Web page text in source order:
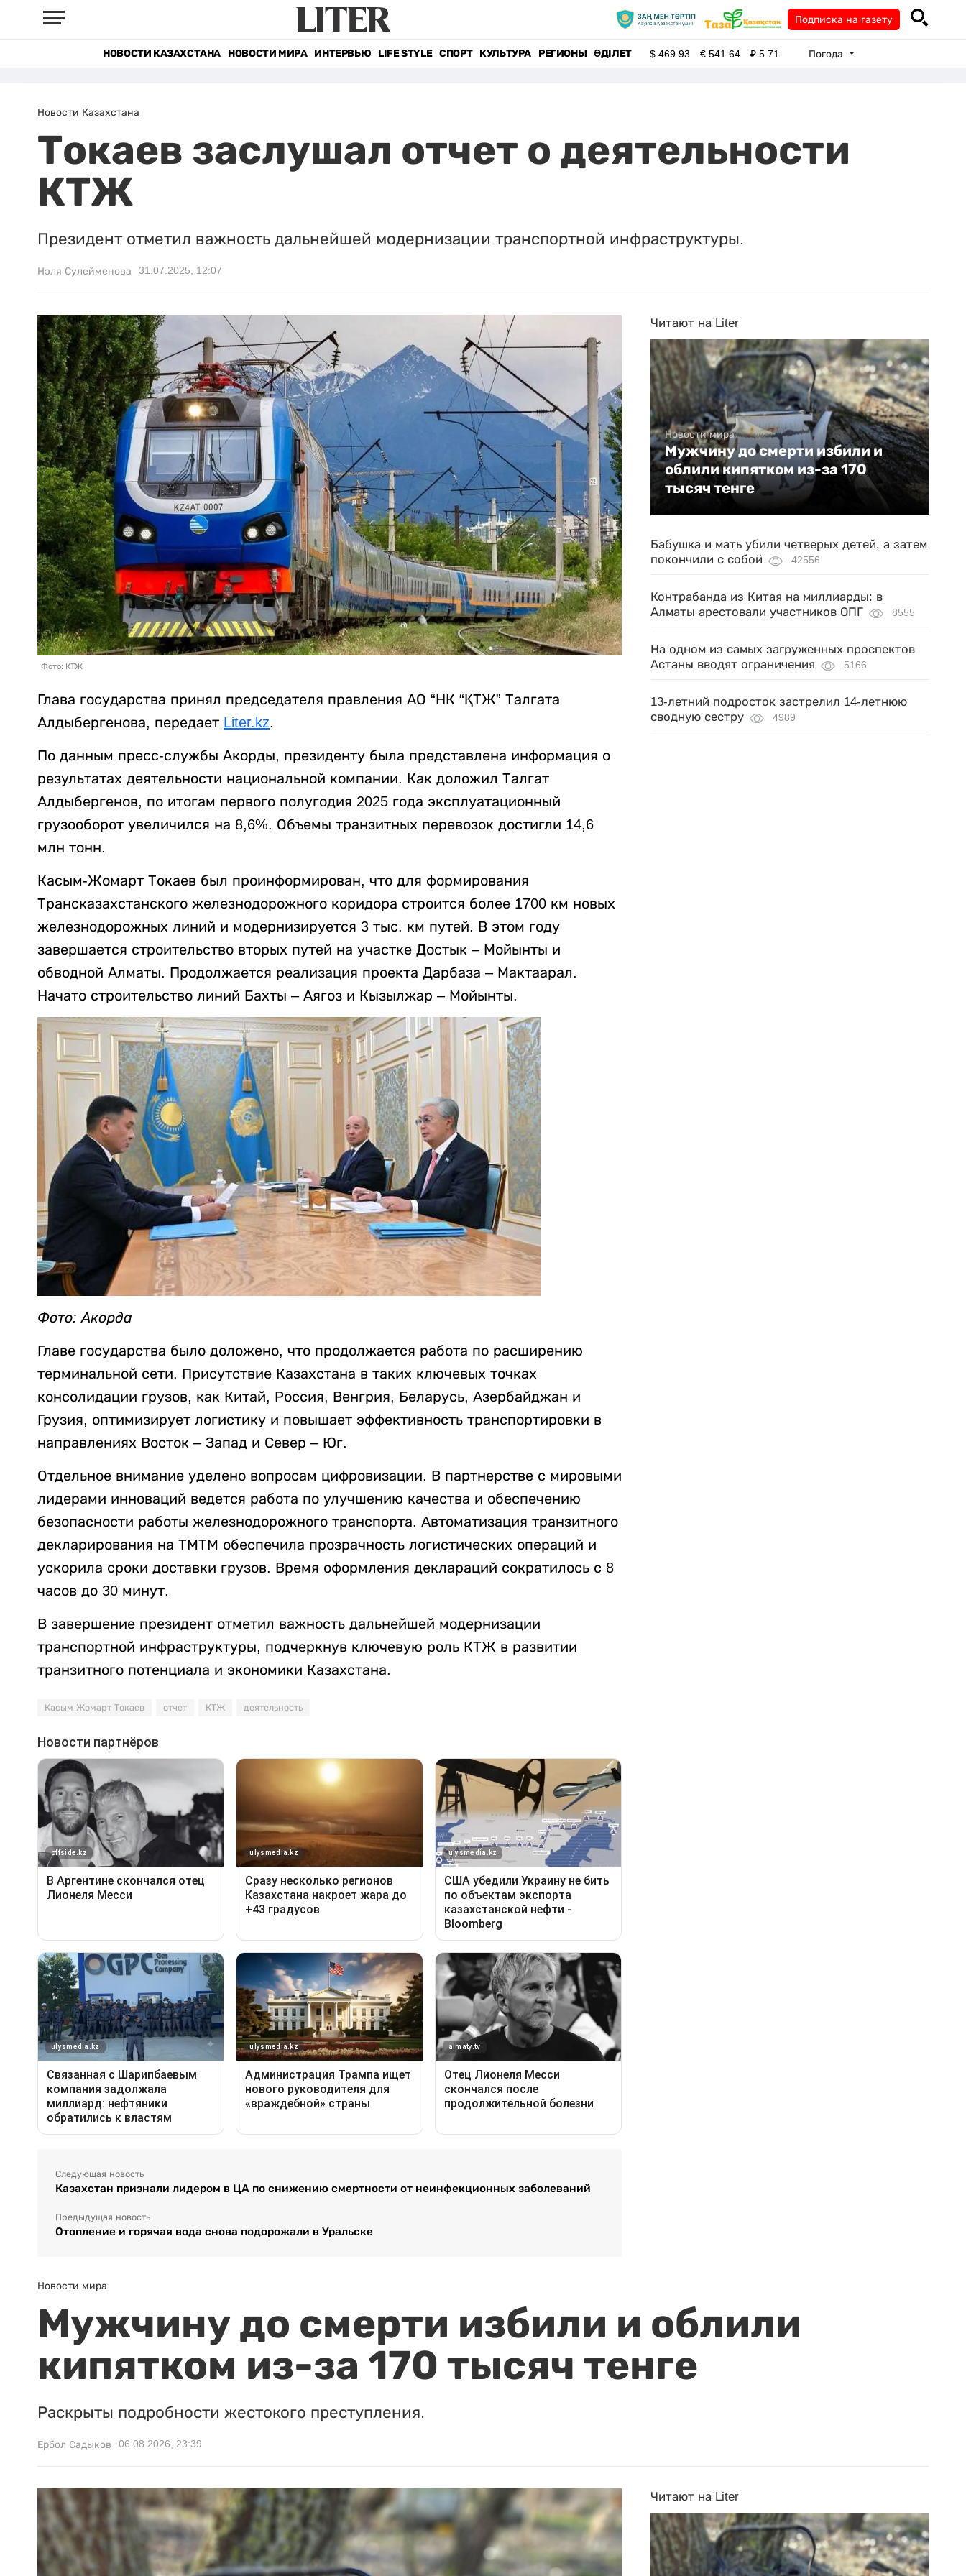
Подписка на газету
НОВОСТИ КАЗАХСТАНА НОВОСТИ МИРА ИНТЕРВЬЮ LIFE STYLE СПОРТ КУЛЬТУРА РЕГИОНЫ ӘДІЛЕТ $469.93 €541.64 ₽5.71 Погода
Новости Казахстана
Токаев заслушал отчет о деятельности
КТЖ
Президент отметил важность дальнейшей модернизации транспортной инфраструктуры.
Нэля Сулейменова 31.07.2025, 12:07
Фото: КТЖ
Глава государства принял председателя правления АО “НК “ҚТЖ” Талгата
Алдыбергенова, передает Liter.kz.
По данным пресс-службы Акорды, президенту была представлена информация о
результатах деятельности национальной компании. Как доложил Талгат
Алдыбергенов, по итогам первого полугодия 2025 года эксплуатационный
грузооборот увеличился на 8,6%. Объемы транзитных перевозок достигли 14,6
млн тонн.
Касым-Жомарт Токаев был проинформирован, что для формирования
Трансказахстанского железнодорожного коридора строится более 1700 км новых
железнодорожных линий и модернизируется 3 тыс. км путей. В этом году
завершается строительство вторых путей на участке Достык – Мойынты и
обводной Алматы. Продолжается реализация проекта Дарбаза – Мактаарал.
Начато строительство линий Бахты – Аягоз и Кызылжар – Мойынты.
Фото: Акорда
Главе государства было доложено, что продолжается работа по расширению
терминальной сети. Присутствие Казахстана в таких ключевых точках
консолидации грузов, как Китай, Россия, Венгрия, Беларусь, Азербайджан и
Грузия, оптимизирует логистику и повышает эффективность транспортировки в
направлениях Восток – Запад и Север – Юг.
Отдельное внимание уделено вопросам цифровизации. В партнерстве с мировыми
лидерами инноваций ведется работа по улучшению качества и обеспечению
безопасности работы железнодорожного транспорта. Автоматизация транзитного
декларирования на ТМТМ обеспечила прозрачность логистических операций и
ускорила сроки доставки грузов. Время оформления деклараций сократилось с 8
часов до 30 минут.
В завершение президент отметил важность дальнейшей модернизации
транспортной инфраструктуры, подчеркнув ключевую роль КТЖ в развитии
транзитного потенциала и экономики Казахстана.
Касым-Жомарт Токаев отчет КТЖ деятельность
Следующая новость
Казахстан признали лидером в ЦА по снижению смертности от неинфекционных заболеваний
Предыдущая новость
Отопление и горячая вода снова подорожали в Уральске
Читают на Liter
Новости мира
Мужчину до смерти избили и
облили кипятком из-за 170
тысяч тенге
Бабушка и мать убили четверых детей, а затем
покончили с собой
42556
Контрабанда из Китая на миллиарды: в
Алматы арестовали участников ОПГ
8555
На одном из самых загруженных проспектов
Астаны вводят ограничения
5166
13-летний подросток застрелил 14-летнюю
сводную сестру
4989
Новости мира
Мужчину до смерти избили и облили
кипятком из-за 170 тысяч тенге
Раскрыты подробности жестокого преступления.
Ербол Садыков 06.08.2026, 23:39
Читают на Liter